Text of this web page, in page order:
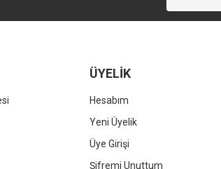
ÜYELİK
Hesabım
Yeni Üyelik
Üye Girişi
Şifremi Unuttum